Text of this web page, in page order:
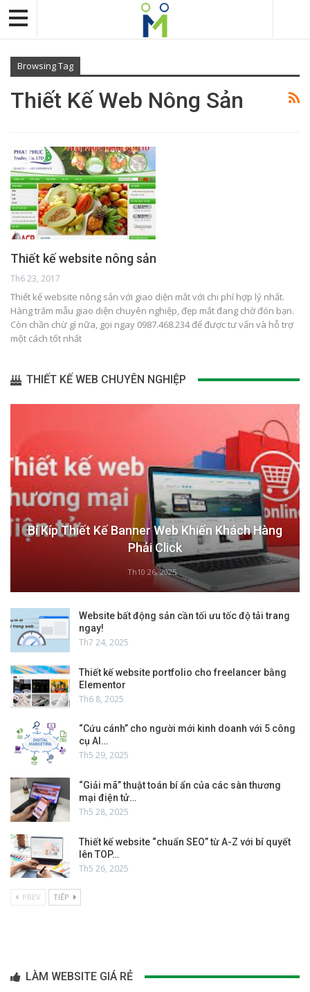
Browsing Tag
Thiết Kế Web Nông Sản
Thiết kế website nông sản
Th6 23, 2017
Thiết kế website nông sản với giao diện mắt với chi phí hợp lý nhất.
Hàng trăm mẫu giao diện chuyên nghiệp, đẹp mắt đang chờ đón bạn.
Còn chần chừ gì nữa, gọi ngay 0987.468.234 để được tư vấn và hỗ trợ
một cách tốt nhất
THIẾT KẾ WEB CHUYÊN NGHIỆP
Bí Kíp Thiết Kế Banner Web Khiến Khách Hàng
Phải Click
Th10 26, 2025
Website bất động sản cần tối ưu tốc độ tải trang
ngay!
Th7 24, 2025
Thiết kế website portfolio cho freelancer bằng
Elementor
Th6 8, 2025
“Cứu cánh” cho người mới kinh doanh với 5 công
cụ AI…
Th5 29, 2025
“Giải mã” thuật toán bí ẩn của các sàn thương
mại điện tử…
Th5 28, 2025
Thiết kế website “chuẩn SEO” từ A-Z với bí quyết
lên TOP…
Th5 26, 2025
PREV TIẾP
LÀM WEBSITE GIÁ RẺ